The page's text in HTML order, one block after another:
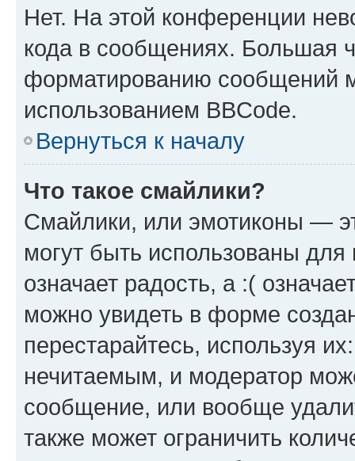
Нет. На этой конференции
кода в сообщениях. Большая
форматированию сообщений
использованием BBCode.
Вернуться к началу
Что такое смайлики?
Смайлики, или эмотиконы —
могут быть использованы
означает радость, а :(
можно увидеть в форме
перестарайтесь, используя
нечитаемым, и модератор
сообщение, или вообще
также может ограничить